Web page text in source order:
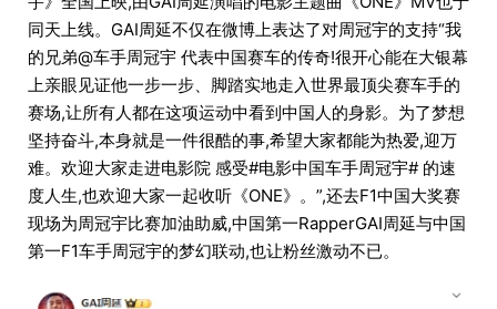
同天上线。GAI周延不仅在微博上表达了对周冠宇的支持“我
的兄弟@车手周冠宇 代表中国赛车的传奇!很开心能在大银幕
上亲眼见证他一步一步、脚踏实地走入世界最顶尖赛车手的
赛场,让所有人都在这项运动中看到中国人的身影。为了梦想
坚持奋斗,本身就是一件很酷的事,希望大家都能为热爱,迎万
难。欢迎大家走进电影院 感受#电影中国车手周冠宇# 的速
度人生,也欢迎大家一起收听《ONE》。”,还去F1中国大奖赛
现场为周冠宇比赛加油助威,中国第一RapperGAI周延与中国
第一F1车手周冠宇的梦幻联动,也让粉丝激动不已。